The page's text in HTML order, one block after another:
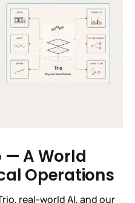
— A World
Operations
real-world AI, and our